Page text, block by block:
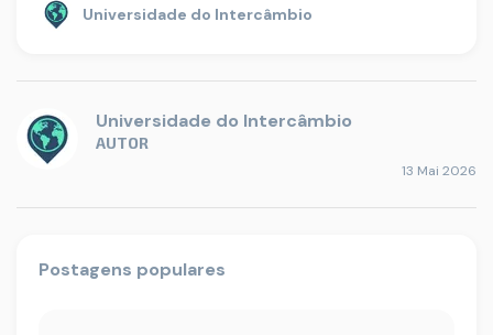
Universidade do Intercâmbio
Universidade do Intercâmbio
AUTOR
13 Mai 2026
Postagens populares